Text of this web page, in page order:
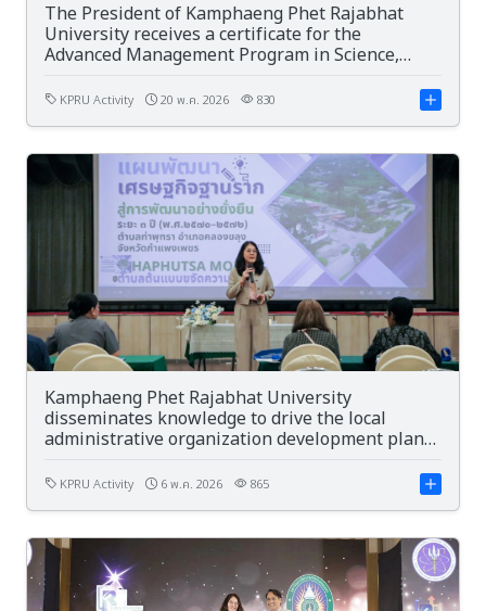
The President of Kamphaeng Phet Rajabhat
University receives a certificate for the
Advanced Management Program in Science,
KPRU Activity 20 พ.ค. 2026 830
Kamphaeng Phet Rajabhat University
disseminates knowledge to drive the local
administrative organization development plan
KPRU Activity 6 พ.ค. 2026 865